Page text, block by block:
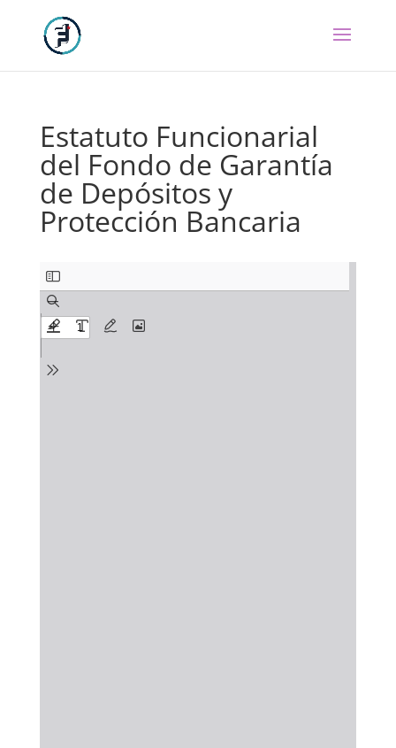
Estatuto Funcionarial
del Fondo de Garantía
de Depósitos y
Protección Bancaria